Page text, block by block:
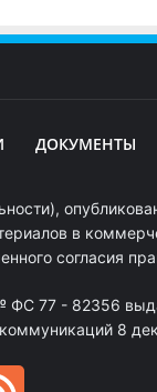
ДОКУМЕНТЫ
в
согласия
ФС 77 - 82356
8